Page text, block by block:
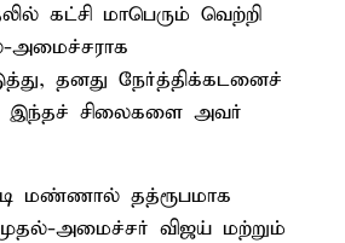
கட்சி மாபெரும் வெற்றி
அமைச்சராக
தனது நேர்த்திக்கடனைச்
இந்தச் சிலைகளை அவர்
மண்ணால் தத்ரூபமாக
அமைச்சர் விஜய் மற்றும்